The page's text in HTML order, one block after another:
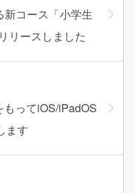
コース「小学生
リースしました
もってiOS/iPadOS
ます